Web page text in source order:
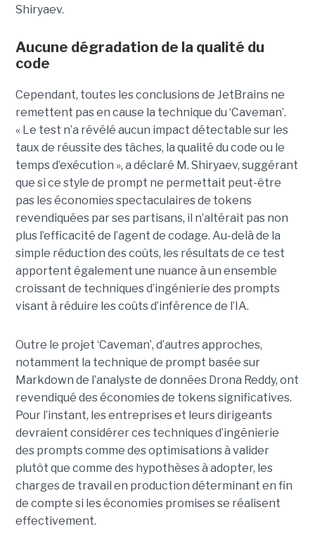
Shiryaev.
Aucune dégradation de la qualité du
code
Cependant, toutes les conclusions de JetBrains ne
remettent pas en cause la technique du ‘Caveman’.
« Le test n’a révélé aucun impact détectable sur les
taux de réussite des tâches, la qualité du code ou le
temps d’exécution », a déclaré M. Shiryaev, suggérant
que si ce style de prompt ne permettait peut-être
pas les économies spectaculaires de tokens
revendiquées par ses partisans, il n’altérait pas non
plus l’efficacité de l’agent de codage. Au-delà de la
simple réduction des coûts, les résultats de ce test
apportent également une nuance à un ensemble
croissant de techniques d’ingénierie des prompts
visant à réduire les coûts d’inférence de l’IA.
Outre le projet ‘Caveman’, d’autres approches,
notamment la technique de prompt basée sur
Markdown de l’analyste de données Drona Reddy, ont
revendiqué des économies de tokens significatives.
Pour l’instant, les entreprises et leurs dirigeants
devraient considérer ces techniques d’ingénierie
des prompts comme des optimisations à valider
plutôt que comme des hypothèses à adopter, les
charges de travail en production déterminant en fin
de compte si les économies promises se réalisent
effectivement.